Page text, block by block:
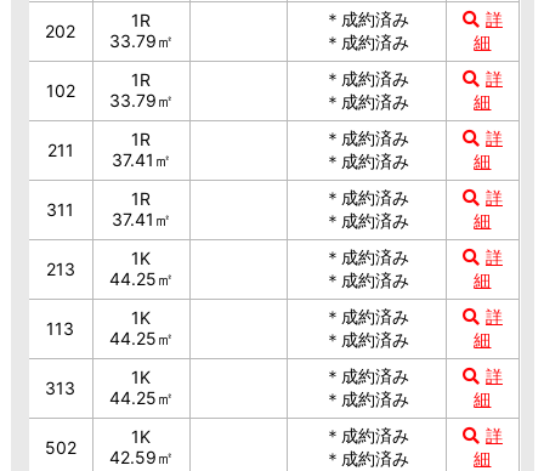
202
1R
33.79㎡
＊成約済み
＊成約済み
詳
細
102
1R
33.79㎡
＊成約済み
＊成約済み
詳
細
211
1R
37.41㎡
＊成約済み
＊成約済み
詳
細
311
1R
37.41㎡
＊成約済み
＊成約済み
詳
細
213
1K
44.25㎡
＊成約済み
＊成約済み
詳
細
113
1K
44.25㎡
＊成約済み
＊成約済み
詳
細
313
1K
44.25㎡
＊成約済み
＊成約済み
詳
細
502
1K
42.59㎡
＊成約済み
＊成約済み
詳
細